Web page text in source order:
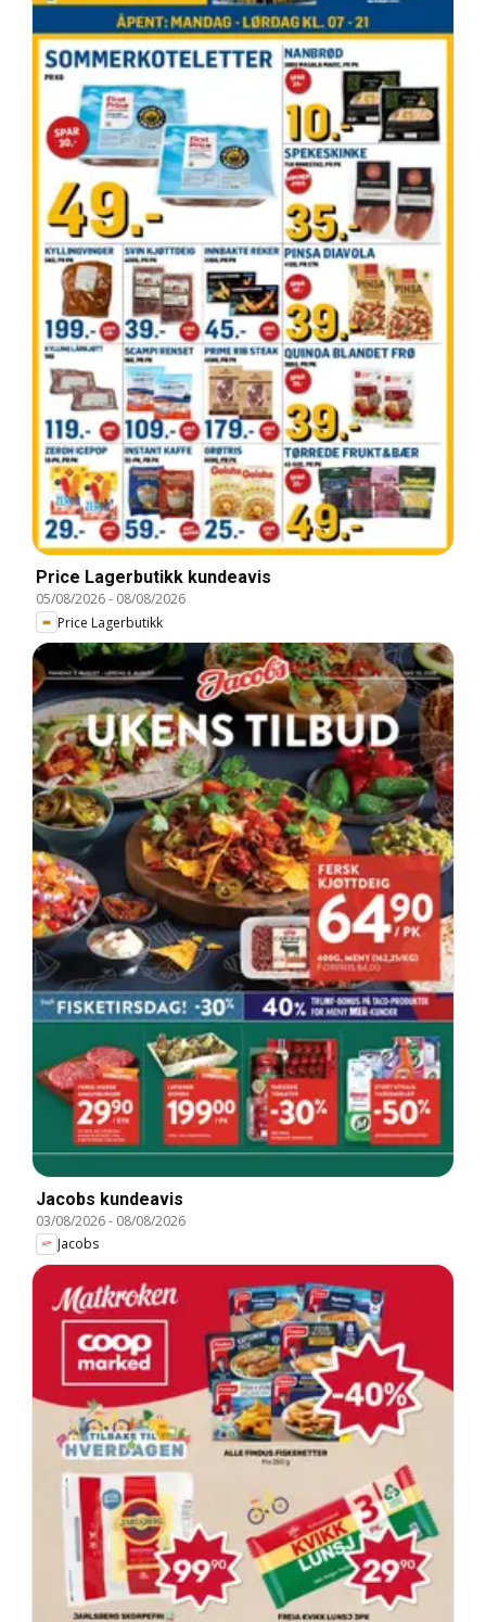
Price Lagerbutikk kundeavis
05/08/2026- 08/08/2026
Price Lagerbutikk
Jacobs kundeavis
03/08/2026- 08/08/2026
Jacobs